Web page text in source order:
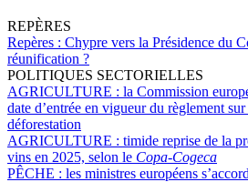
REPÈRES
Repères : Chypre vers la Présidence du
réunification ?
POLITIQUES SECTORIELLES
AGRICULTURE : la Commission
date d’entrée en vigueur du règlement
déforestation
AGRICULTURE : timide reprise de la
vins en 2025, selon le Copa-Cogeca
PÊCHE : les ministres européens